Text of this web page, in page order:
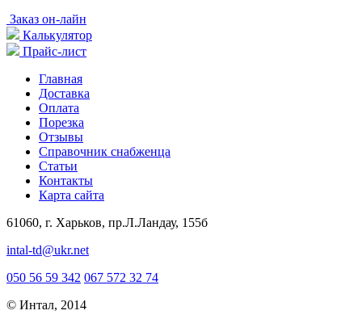
Заказ он-лайн
Калькулятор
Прайс-лист
Главная
Доставка
Оплата
Порезка
Отзывы
Справочник снабженца
Статьи
Контакты
Карта сайта
61060, г. Харьков, пр.Л.Ландау, 155б
intal-td@ukr.net
050 56 59 342 067 572 32 74
© Интал, 2014